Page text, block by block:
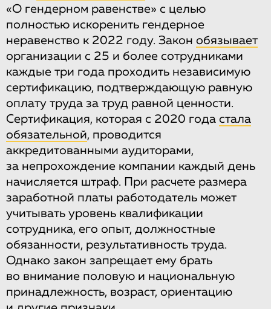
«О гендерном равенстве» с целью
полностью искоренить гендерное
неравенство к 2022 году. Закон обязывает
организации с 25 и более сотрудниками
каждые три года проходить независимую
сертификацию, подтверждающую равную
оплату труда за труд равной ценности.
Сертификация, которая с 2020 года стала
обязательной, проводится
аккредитованными аудиторами,
за непрохождение компании каждый день
начисляется штраф. При расчете размера
заработной платы работодатель может
учитывать уровень квалификации
сотрудника, его опыт, должностные
обязанности, результативность труда.
Однако закон запрещает ему брать
во внимание половую и национальную
принадлежность, возраст, ориентацию